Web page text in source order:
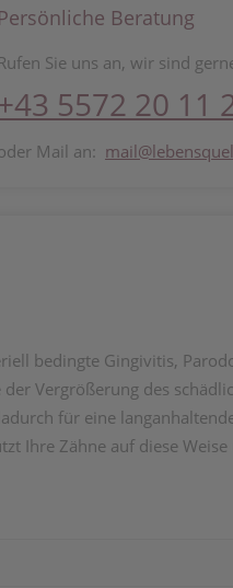
Persönliche Beratung
Rufen Sie uns an, wir sind
5572 20 11
Mail an:
bedingte Gingivitis,
Vergrößerung des
für eine
Ihre Zähne auf diese